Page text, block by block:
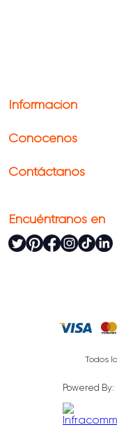
Información
Conócenos
Contáctanos
Encuéntranos en
Todos
Powered By: